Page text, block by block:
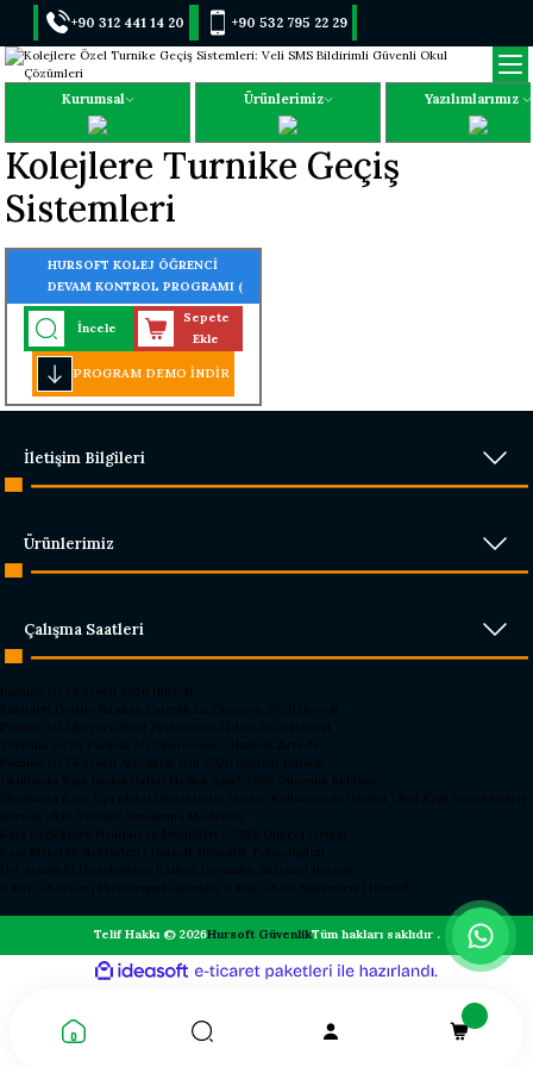
+90 312 441 14 20 +90 532 795 22 29
Kurumsal Ürünlerimiz Yazılımlarımız
Kolejlere Turnike Geçiş
Sistemleri
HURSOFT KOLEJ ÖĞRENCİ
DEVAM KONTROL PROGRAMI (
PARMAK İZİ - KARTLI - YÜZ
TANIMALI - TURNİKE GEÇİŞ
SİSTEMLİ)
İncele
Sepete
Ekle
PROGRAM DEMO İNDİR
İletişim Bilgileri
Ürünlerimiz
Çalışma Saatleri
Parmak İzi Okuyucu 2026 Hursoft
Rakipleri Geride Bırakan Parmak İzi Okuyucu 2026 Hursoft
Parmak İzi Okuyucu Fiyat Performans Lideri 2026 Hursoft
2026’nın En İyi Parmak İzi Okuyucusu – Hursoft Zirvede
Parmak İzi Okuyucu Alacaklar İçin 2026 Rehberi Hursoft
Okullarda Kapı Dedektörleri Neden Şart? 2026 Güvenlik Rehberi
Okullarda Kapı Tipi Metal Dedektörler Neden Kullanılmalı?Hursoft Okul Kapı Dedektörleri
Hursoft Okul Turnike Sundurma Modelleri
Kapı Dedektörü Fiyatları ve Modelleri - 2026 Güncel Listesi
Kapı Metal Dedektörleri | Hursoft Güvenlik Teknolojileri
Üst Arama El Dedektörleri Kaliteli Dayanıklı Sağlam | Hursoft
X Ray Cihazları | Profesyonel Güvenlik X Ray Cihazı Sistemleri | Hursoft
Telif Hakkı © 2026Hursoft GüvenlikTüm hakları saklıdır .
ideasoft
e-